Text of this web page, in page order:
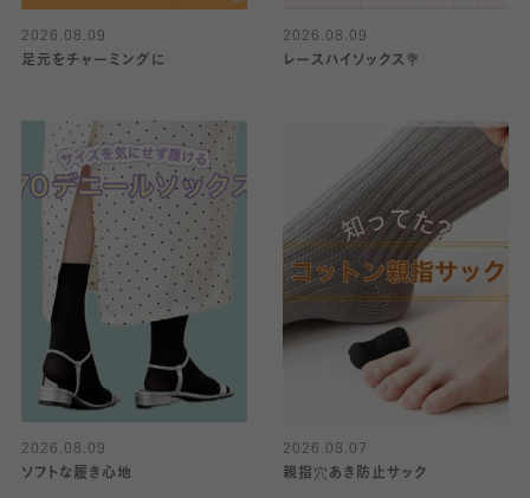
2026.08.09
足元をチャーミングに
2026.08.09
レースハイソックス💐
2026.08.09
ソフトな履き心地
2026.08.07
親指穴あき防止サック